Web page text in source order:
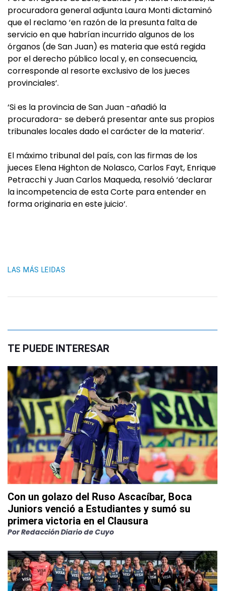
procuradora general adjunta Laura Monti dictaminó
que el reclamo ‘en razón de la presunta falta de
servicio en que habrían incurrido algunos de los
órganos (de San Juan) es materia que está regida
por el derecho público local y, en consecuencia,
corresponde al resorte exclusivo de los jueces
provinciales‘.
‘Si es la provincia de San Juan -añadió la
procuradora- se deberá presentar ante sus propios
tribunales locales dado el carácter de la materia‘.
El máximo tribunal del país, con las firmas de los
jueces Elena Highton de Nolasco, Carlos Fayt, Enrique
Petracchi y Juan Carlos Maqueda, resolvió ‘declarar
la incompetencia de esta Corte para entender en
forma originaria en este juicio‘.
LAS MÁS LEIDAS
TE PUEDE INTERESAR
Con un golazo del Ruso Ascacíbar, Boca
Juniors venció a Estudiantes y sumó su
primera victoria en el Clausura
PorRedacción Diario de Cuyo